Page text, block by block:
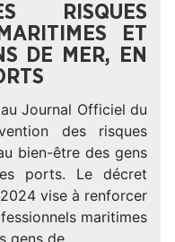
RISQUES
ET
DE MER, EN
Journal Officiel du
des risques
bien-être des gens
ports. Le décret
vise à renforcer
maritimes
gens de